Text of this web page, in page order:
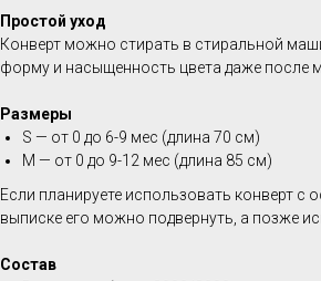
Простой уход
Конверт можно стирать в стиральной
форму и насыщенность цвета даже после
Размеры
S — от 0 до 6-9 мес (длина 70 см)
М — от 0 до 9-12 мес (длина 85 см)
Если планируете использовать конверт с
выписке его можно подвернуть, а позже
Состав